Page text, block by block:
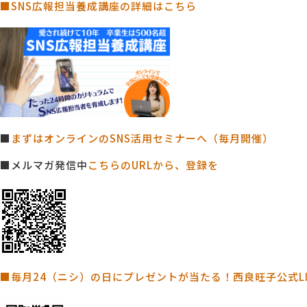
■SNS広報担当養成講座の詳細はこちら
■ まずはオンラインのSNS活用セミナーへ（毎月開催）
■メルマガ発信中こちらのURLから、登録を
■毎月24（ニシ）の日にプレゼントが当たる！西良旺子公式